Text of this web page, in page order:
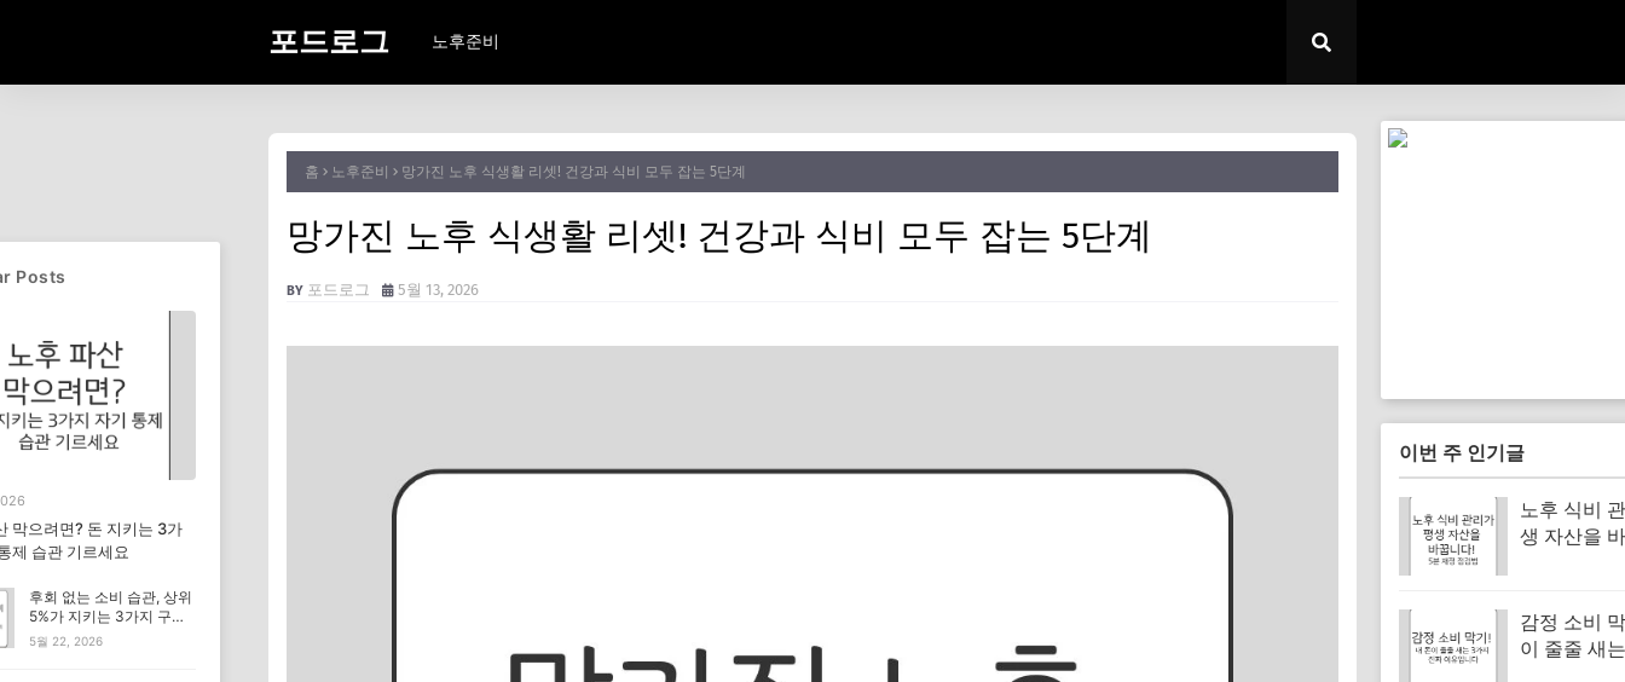
포드로그 노후준비
홈 노후준비 망가진 노후 식생활 리셋! 건강과 식비 모두 잡는 5단계
망가진 노후 식생활 리셋! 건강과 식비 모두 잡는 5단계
포드로그 5월 13, 2026
이번 주 인기글
노후 식비
생 자산을
감정 소비
이 줄줄 새
Posts
막으려면? 돈 지키는 3가
제 습관 기르세요
후회 없는 소비 습관, 상위
5%가 지키는 3가지 구매
기준
5월 22, 2026